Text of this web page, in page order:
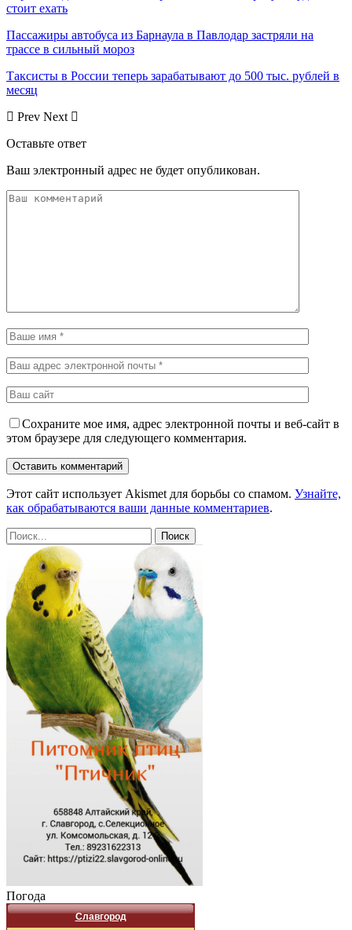
стоит ехать
Пассажиры автобуса из Барнаула в Павлодар застряли на
трассе в сильный мороз
Таксисты в России теперь зарабатывают до 500 тыс. рублей в
месяц
Prev Next
Оставьте ответ
Ваш электронный адрес не будет опубликован.
Сохраните мое имя, адрес электронной почты и веб-сайт в
этом браузере для следующего комментария.
Этот сайт использует Akismet для борьбы со спамом. Узнайте,
как обрабатываются ваши данные комментариев.
Погода
Славгород